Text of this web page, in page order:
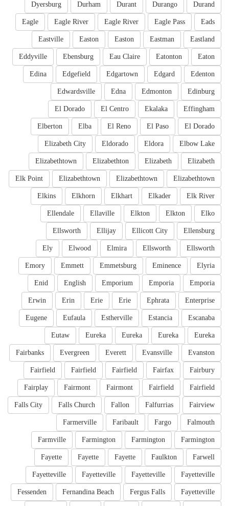
Durand
Durango
Durant
Durham
Dyersburg
Eads
Eagle Pass
Eagle River
Eagle River
Eagle
Eastland
Eastman
Easton
Easton
Eastville
Eaton
Eatonton
Eau Claire
Ebensburg
Eddyville
Edenton
Edgard
Edgartown
Edgefield
Edina
Edinburg
Edmonton
Edna
Edwardsville
Effingham
Ekalaka
El Centro
El Dorado
El Dorado
El Paso
El Reno
Elba
Elberton
Elbow Lake
Eldora
Eldorado
Elizabeth City
Elizabeth
Elizabeth
Elizabethton
Elizabethtown
Elizabethtown
Elizabethtown
Elizabethtown
Elk Point
Elk River
Elkader
Elkhart
Elkhorn
Elkins
Elko
Elkton
Elkton
Ellaville
Ellendale
Ellensburg
Ellicott City
Ellijay
Ellsworth
Ellsworth
Ellsworth
Elmira
Elwood
Ely
Elyria
Eminence
Emmetsburg
Emmett
Emory
Emporia
Emporia
Emporium
English
Enid
Enterprise
Ephrata
Erie
Erie
Erin
Erwin
Escanaba
Estancia
Estherville
Eufaula
Eugene
Eureka
Eureka
Eureka
Eureka
Eutaw
Evanston
Evansville
Everett
Evergreen
Fairbanks
Fairbury
Fairfax
Fairfield
Fairfield
Fairfield
Fairfield
Fairfield
Fairmont
Fairmont
Fairplay
Fairview
Falfurrias
Fallon
Falls Church
Falls City
Falmouth
Fargo
Faribault
Farmerville
Farmington
Farmington
Farmington
Farmville
Farwell
Faulkton
Fayette
Fayette
Fayette
Fayetteville
Fayetteville
Fayetteville
Fayetteville
Fayetteville
Fergus Falls
Fernandina Beach
Fessenden